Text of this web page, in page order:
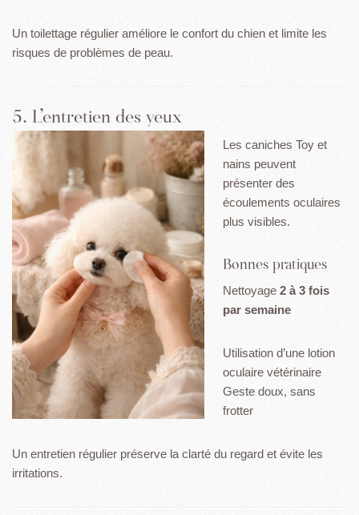
Un toilettage régulier améliore le confort du chien et limite les
risques de problèmes de peau.
5. L’entretien des yeux
Les caniches Toy et
nains peuvent
présenter des
écoulements oculaires
plus visibles.
Bonnes pratiques
Nettoyage 2 à 3 fois
par semaine
Utilisation d’une lotion
oculaire vétérinaire
Geste doux, sans
frotter
Un entretien régulier préserve la clarté du regard et évite les
irritations.